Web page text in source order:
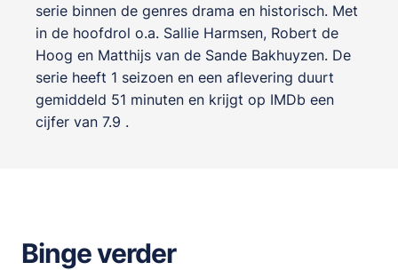
serie binnen de genres drama en historisch. Met
in de hoofdrol o.a. Sallie Harmsen, Robert de
Hoog en Matthijs van de Sande Bakhuyzen. De
serie heeft 1 seizoen en een aflevering duurt
gemiddeld 51 minuten en krijgt op IMDb een
cijfer van 7.9 .
Binge verder